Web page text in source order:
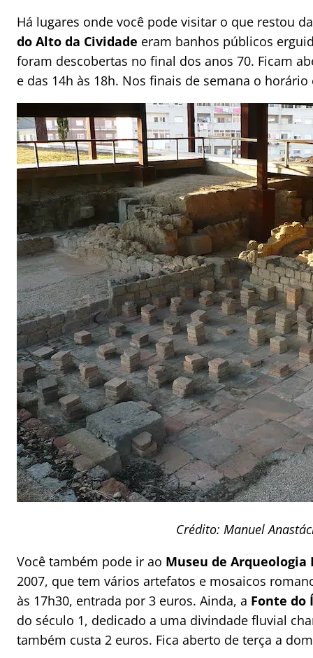
Há lugares onde você pode visitar o que restou
do Alto da Cividade eram banhos públicos
foram descobertas no final dos anos 70. Ficam
e das 14h às 18h. Nos finais de semana o
Crédito: Manuel
Você também pode ir ao Museu de Arqueologia
2007, que tem vários artefatos e mosaicos
às 17h30, entrada por 3 euros. Ainda, a Fonte do
do século 1, dedicado a uma divindade fluvial
também custa 2 euros. Fica aberto de terça a